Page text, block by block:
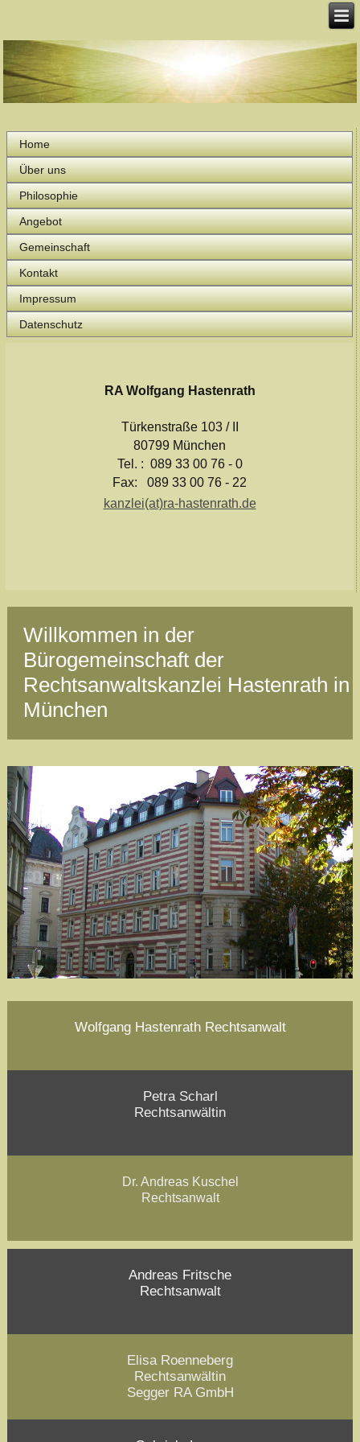
Home
Über uns
Philosophie
Angebot
Gemeinschaft
Kontakt
Impressum
Datenschutz
RA Wolfgang Hastenrath
Türkenstraße 103 / II
80799 München
Tel. : 089 33 00 76 - 0
Fax: 089 33 00 76 - 22
kanzlei(at)ra-hastenrath.de
Willkommen in der
Bürogemeinschaft der
Rechtsanwaltskanzlei Hastenrath in
München
Wolfgang Hastenrath Rechtsanwalt
Petra Scharl
Rechtsanwältin
Dr. Andreas Kuschel
Rechtsanwalt
Andreas Fritsche
Rechtsanwalt
Elisa Roenneberg
Rechtsanwältin
Segger RA GmbH